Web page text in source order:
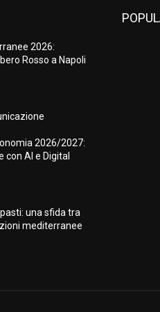
2026:
Rosso a Napoli
2026/2027:
con AI e Digital
una sfida tra
mediterranee